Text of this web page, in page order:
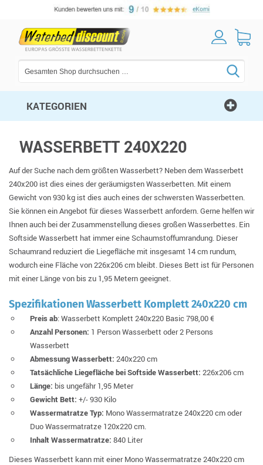
KATEGORIEN
WASSERBETT 240X220
Auf der Suche nach dem größten Wasserbett? Neben dem Wasserbett
240x200 ist dies eines der geräumigsten Wasserbetten. Mit einem
Gewicht von 930 kg ist dies auch eines der schwersten Wasserbetten.
Sie können ein Angebot für dieses Wasserbett anfordern. Gerne helfen wir
Ihnen auch bei der Zusammenstellung dieses großen Wasserbettes. Ein
Softside Wasserbett hat immer eine Schaumstoffumrandung. Dieser
Schaumrand reduziert die Liegefläche mit insgesamt 14 cm rundum,
wodurch eine Fläche von 226x206 cm bleibt. Dieses Bett ist für Personen
mit einer Länge von bis zu 1,95 Metern geeignet.
Spezifikationen Wasserbett Komplett 240x220 cm
Preis ab: Wasserbett Komplett 240x220 Basic 798,00 €
Anzahl Personen: 1 Person Wasserbett oder 2 Persons
Wasserbett
Abmessung Wasserbett: 240x220 cm
Tatsächliche Liegefläche bei Softside Wasserbett: 226x206 cm
Länge: bis ungefähr 1,95 Meter
Gewicht Bett: +/- 930 Kilo
Wassermatratze Typ: Mono Wassermatratze 240x220 cm oder
Duo Wassermatratze 120x220 cm.
Inhalt Wassermatratze: 840 Liter
Dieses Wasserbett kann mit einer Mono Wassermatratze 240x220 cm